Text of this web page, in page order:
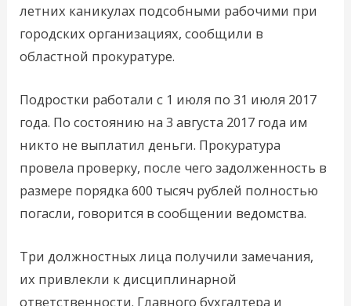
летних каникулах подсобными рабочими при
городских организациях, сообщили в
областной прокуратуре.
Подростки работали с 1 июля по 31 июля 2017
года. По состоянию на 3 августа 2017 года им
никто не выплатил деньги. Прокуратура
провела проверку, после чего задолженность в
размере порядка 600 тысяч рублей полностью
погасли, говорится в сообщении ведомства.
Три должностных лица получили замечания,
их привлекли к дисциплинарной
ответственности. Главного бухгалтера и